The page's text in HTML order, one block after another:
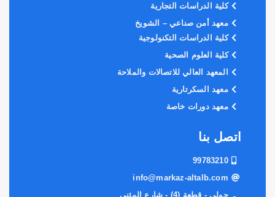
كلية الدراسات التجارية
معهد أمن صناعي – الشويخ
كلية الدراسات التكنولوجية
كلية العلوم الصحية
المعهد العالي للاتصالات والملاحة
معهد السكرتارية
معهد دورات خاصة
اتصل بنا
99783210
info@markaz-altalb.com
حولي - قطعة (4) - شارع المثني